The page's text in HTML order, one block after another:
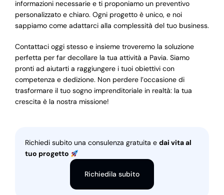
informazioni necessarie e ti proponiamo un preventivo
personalizzato e chiaro. Ogni progetto è unico, e noi
sappiamo come adattarci alla complessità del tuo business.
Contattaci oggi stesso e insieme troveremo la soluzione
perfetta per far decollare la tua attività a Pavia. Siamo
pronti ad aiutarti a raggiungere i tuoi obiettivi con
competenza e dedizione. Non perdere l’occasione di
trasformare il tuo sogno imprenditoriale in realtà: la tua
crescita è la nostra missione!
Richiedi subito una consulenza gratuita e dai vita al
tuo progetto
Richiedila subito